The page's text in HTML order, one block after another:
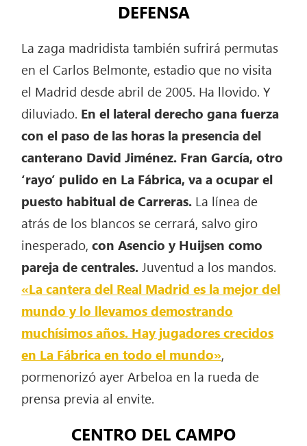
DEFENSA
La zaga madridista también sufrirá permutas
en el Carlos Belmonte, estadio que no visita
el Madrid desde abril de 2005. Ha llovido. Y
diluviado. En el lateral derecho gana fuerza
con el paso de las horas la presencia del
canterano David Jiménez. Fran García, otro
‘rayo’ pulido en La Fábrica, va a ocupar el
puesto habitual de Carreras. La línea de
atrás de los blancos se cerrará, salvo giro
inesperado,con Asencio y Huijsen como
pareja de centrales.Juventud a los mandos.
«La cantera del Real Madrid es la mejor del
mundo y lo llevamos demostrando
muchísimos años. Hay jugadores crecidos
en La Fábrica en todo el mundo»,
pormenorizó ayer Arbeloa en la rueda de
prensa previa al envite.
CENTRO DEL CAMPO